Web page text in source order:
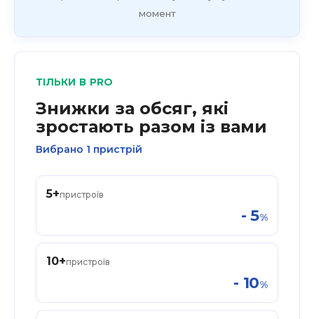
момент
ТІЛЬКИ В PRO
Знижки за обсяг, які
зростають разом із вами
Вибрано 1 пристрій
5+пристроїв
-5%
10+пристроїв
- 10%